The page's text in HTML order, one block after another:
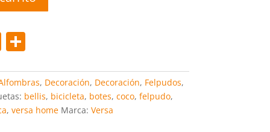
Pi
er
e
st
C
m
p
ar
, Decoración, Decoración, Felpudos,
bellis, bicicleta, botes, coco, felpudo,
, versa home Marca: Versa